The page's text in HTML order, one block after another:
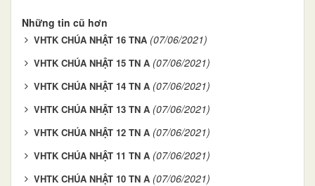
Những tin cũ hơn
VHTK CHÚA NHẬT 16 TNA (07/06/2021)
VHTK CHÚA NHẬT 15 TN A (07/06/2021)
VHTK CHÚA NHẬT 14 TN A (07/06/2021)
VHTK CHÚA NHẬT 13 TN A (07/06/2021)
VHTK CHÚA NHẬT 12 TN A (07/06/2021)
VHTK CHÚA NHẬT 11 TN A (07/06/2021)
VHTK CHÚA NHẬT 10 TN A (07/06/2021)